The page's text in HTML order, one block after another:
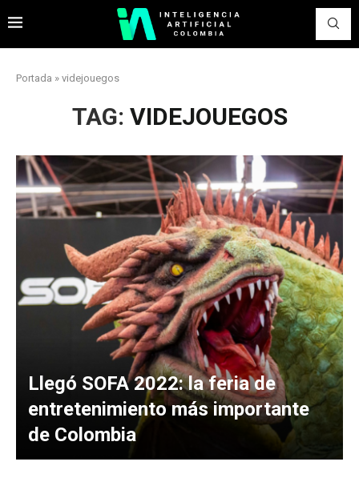
Portada » videjouegos
TAG: VIDEJOUEGOS
Llegó SOFA 2022: la feria de
entretenimiento más importante
de Colombia